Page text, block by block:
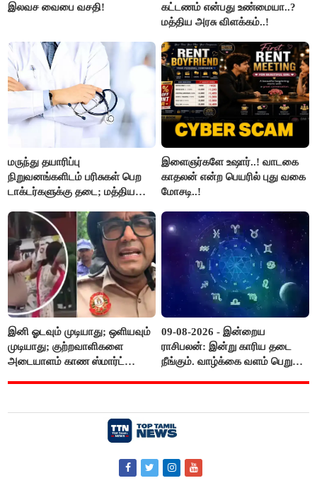
இலவச வைபை வசதி!
கட்டணம் என்பது உண்மையா..?
மத்திய அரசு விளக்கம்..!
மருந்து தயாரிப்பு
நிறுவனங்களிடம் பரிசுகள் பெற
டாக்டர்களுக்கு தடை; மத்திய
இளைஞர்களே உஷார்..! வாடகை
காதலன் என்ற பெயரில் புது வகை
மோசடி..!
இனி ஓடவும் முடியாது; ஒளியவும்
முடியாது; குற்றவாளிகளை
அடையாளம் காண ஸ்மார்ட்
09-08-2026 - இன்றைய
ராசிபலன்: இன்று காரிய தடை
நீங்கும். வாழ்க்கை வளம் பெறும்.